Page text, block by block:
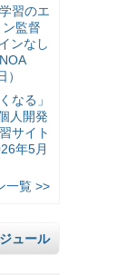
習のエ
監督
ンなし
なる」
人開発
サイト
年5月
一覧 >>
ュール